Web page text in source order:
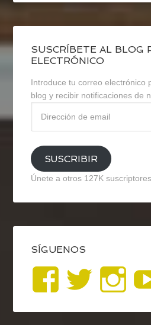
SUSCRÍBETE AL BLOG
ELECTRÓNICO
Introduce tu correo electrónico
blog y recibir notificaciones de
email
SUSCRIBIR
Únete a otros 127K suscriptores
SÍGUENOS
Ver
perfil
Ver